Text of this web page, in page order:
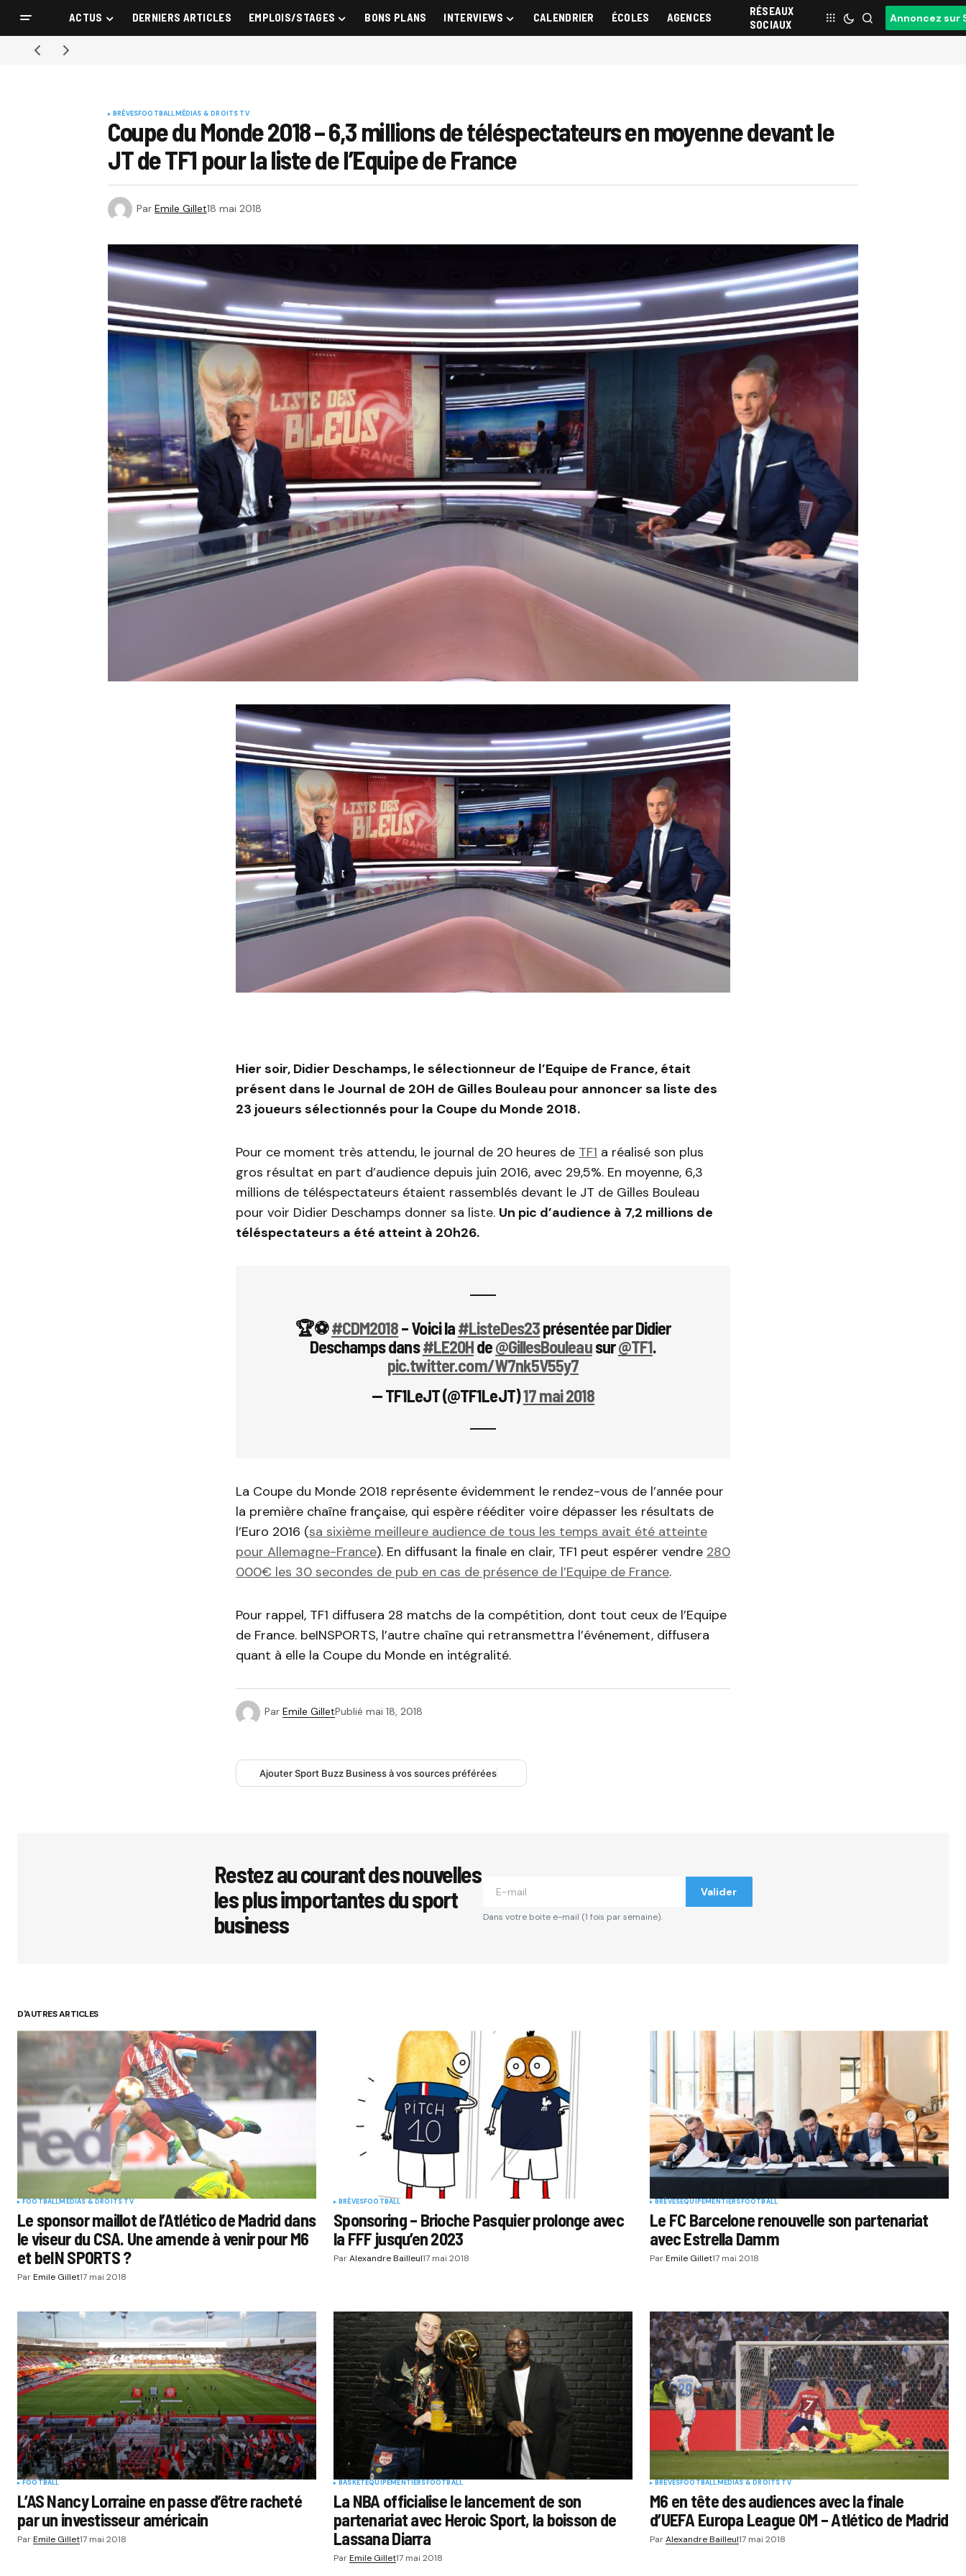
ACTUS DERNIERS ARTICLES EMPLOIS/STAGES BONS PLANS INTERVIEWS CALENDRIER ÉCOLES AGENCES
RÉSEAUX
SOCIAUX
Annoncez sur
BRÈVESFOOTBALLMÉDIAS & DROITS TV
Coupe du Monde 2018 – 6,3 millions de téléspectateurs en moyenne devant le
JT de TF1 pour la liste de l’Equipe de France
Par Emile Gillet18 mai 2018
Hier soir, Didier Deschamps, le sélectionneur de l’Equipe de France, était
présent dans le Journal de 20H de Gilles Bouleau pour annoncer sa liste des
23 joueurs sélectionnés pour la Coupe du Monde 2018.
Pour ce moment très attendu, le journal de 20 heures de TF1 a réalisé son plus
gros résultat en part d’audience depuis juin 2016, avec 29,5%. En moyenne, 6,3
millions de téléspectateurs étaient rassemblés devant le JT de Gilles Bouleau
pour voir Didier Deschamps donner sa liste. Un pic d’audience à 7,2 millions de
téléspectateurs a été atteint à 20h26.
🏆⚽#CDM2018– Voici la#ListeDes23présentée par Didier
Deschamps dans#LE20Hde@GillesBouleausur@TF1.
pic.twitter.com/W7nk5V55y7
— TF1LeJT (@TF1LeJT)17 mai 2018
La Coupe du Monde 2018 représente évidemment le rendez-vous de l’année pour
la première chaîne française, qui espère rééditer voire dépasser les résultats de
l’Euro 2016 (sa sixième meilleure audience de tous les temps avait été atteinte
pour Allemagne-France). En diffusant la finale en clair, TF1 peut espérer vendre 280
000€ les 30 secondes de pub en cas de présence de l’Equipe de France.
Pour rappel, TF1 diffusera 28 matchs de la compétition, dont tout ceux de l’Equipe
de France. beINSPORTS, l’autre chaîne qui retransmettra l’événement, diffusera
quant à elle la Coupe du Monde en intégralité.
Par Emile GilletPublié mai 18, 2018
Ajouter Sport Buzz Business à vos sources préférées
Restez au courant des nouvelles
les plus importantes du sport
business
Valider
Dans votre boite e-mail (1 fois par semaine).
D'AUTRES ARTICLES
FOOTBALLMÉDIAS & DROITS TV
Le sponsor maillot de l’Atlético de Madrid dans
le viseur du CSA. Une amende à venir pour M6
et beIN SPORTS ?
ParEmile Gillet17 mai 2018
BRÈVESFOOTBALL
Sponsoring – Brioche Pasquier prolonge avec
la FFF jusqu’en 2023
ParAlexandre Bailleul17 mai 2018
BRÈVESEQUIPEMENTIERSFOOTBALL
Le FC Barcelone renouvelle son partenariat
avec Estrella Damm
ParEmile Gillet17 mai 2018
FOOTBALL
L’AS Nancy Lorraine en passe d’être racheté
par un investisseur américain
ParEmile Gillet17 mai 2018
BASKETEQUIPEMENTIERSFOOTBALL
La NBA officialise le lancement de son
partenariat avec Heroic Sport, la boisson de
Lassana Diarra
ParEmile Gillet17 mai 2018
BRÈVESFOOTBALLMÉDIAS & DROITS TV
M6 en tête des audiences avec la finale
d’UEFA Europa League OM – Atlético de Madrid
ParAlexandre Bailleul17 mai 2018